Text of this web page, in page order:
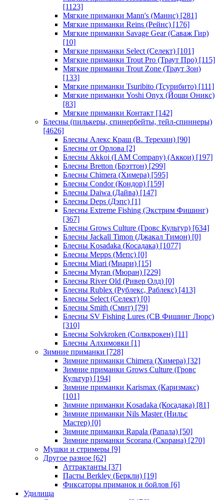
[1123]
Мягкие приманки Mann's (Маннс) [281]
Мягкие приманки Reins (Рейнс) [176]
Мягкие приманки Savage Gear (Саваж Гир)
[10]
Мягкие приманки Select (Селект) [101]
Мягкие приманки Trout Pro (Траут Про) [115]
Мягкие приманки Trout Zone (Траут Зон)
[133]
Мягкие приманки Tsuribito (Тсурибито) [111]
Мягкие приманки Yoshi Onyx (Йоши Оникс)
[83]
Мягкие приманки Контакт [142]
Блесны (пилькеры, спинербейты, тейл-спиннеры)
[4626]
Блесны Алекс Краш (В. Терехин) [90]
Блесны от Орлова [2]
Блесны Akkoi (I AM Company) (Аккои) [197]
Блесны Bretton (Брэттон) [299]
Блесны Chimera (Химера) [595]
Блесны Condor (Кондор) [159]
Блесны Daiwa (Дайва) [147]
Блесны Deps (Дэпс) [1]
Блесны Extreme Fishing (Экстрим Фишинг)
[367]
Блесны Grows Culture (Гровс Культур) [634]
Блесны Jackall Timon (Джакал Тимон) [0]
Блесны Kosadaka (Косадака) [1077]
Блесны Mepps (Мепс) [0]
Блесны Miari (Миари) [15]
Блесны Myran (Мюран) [229]
Блесны River Old (Ривер Олд) [0]
Блесны Rublex (Рублекс, Раблекс) [413]
Блесны Select (Селект) [0]
Блесны Smith (Смит) [79]
Блесны SV Fishing Lures (СВ Фишинг Люрс)
[310]
Блесны Solvkroken (Солвкрокен) [11]
Блесны Алхимовки [1]
Зимние приманки [728]
Зимние приманки Chimera (Химера) [32]
Зимние приманки Grows Culture (Гровс
Культур) [194]
Зимние приманки Karismax (Каризмакс)
[101]
Зимние приманки Kosadaka (Косадака) [81]
Зимние приманки Nils Master (Нильс
Мастер) [0]
Зимние приманки Rapala (Рапала) [50]
Зимние приманки Scorana (Скорана) [270]
Мушки и стримеры [9]
Другое разное [62]
Аттрактанты [37]
Пасты Berkley (Беркли) [19]
Фиксаторы приманок и бойлов [6]
Удилища